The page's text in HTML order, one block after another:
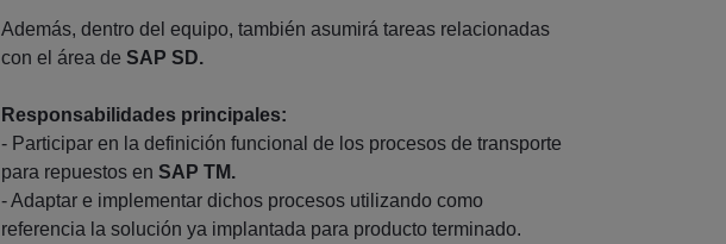
Además, dentro del equipo, también asumirá tareas relacionadas
con el área de SAP SD.
Responsabilidades principales:
- Participar en la definición funcional de los procesos de transporte
para repuestos en SAP TM.
- Adaptar e implementar dichos procesos utilizando como
referencia la solución ya implantada para producto terminado.